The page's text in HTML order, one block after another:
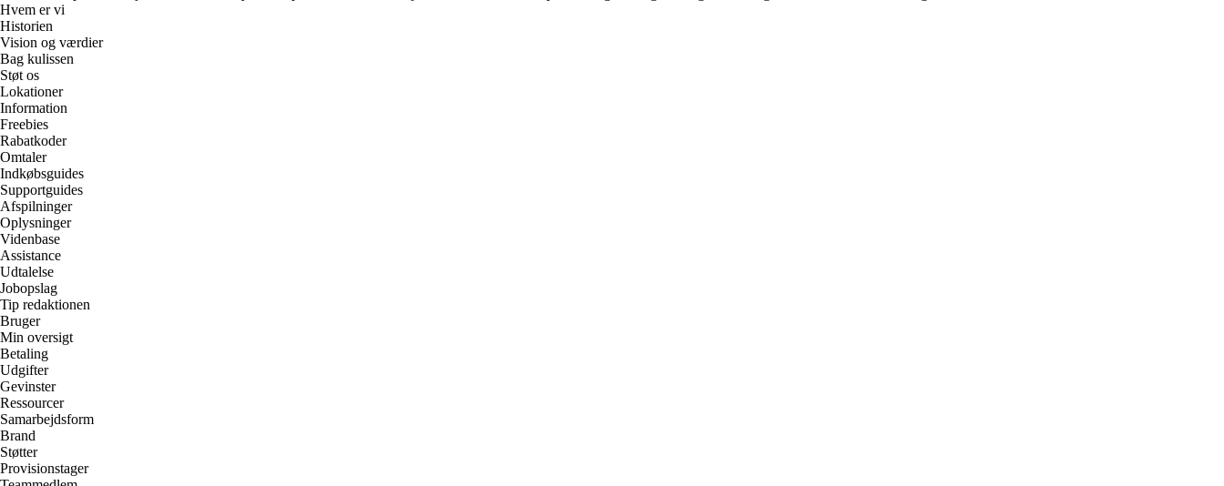
Hvem er vi
Historien
Vision og værdier
Bag kulissen
Støt os
Lokationer
Information
Freebies
Rabatkoder
Omtaler
Indkøbsguides
Supportguides
Afspilninger
Oplysninger
Videnbase
Assistance
Udtalelse
Jobopslag
Tip redaktionen
Bruger
Min oversigt
Betaling
Udgifter
Gevinster
Ressourcer
Samarbejdsform
Brand
Støtter
Provisionstager